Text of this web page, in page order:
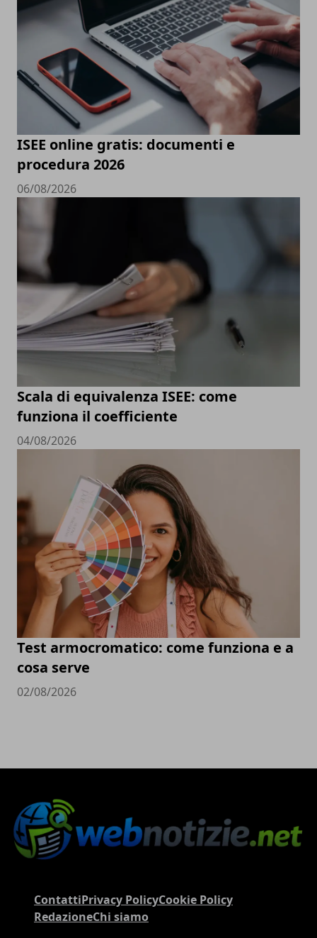
ISEE online gratis: documenti e
procedura 2026
06/08/2026
Scala di equivalenza ISEE: come
funziona il coefficiente
04/08/2026
Test armocromatico: come funziona e a
cosa serve
02/08/2026
ContattiPrivacy PolicyCookie Policy
RedazioneChi siamo